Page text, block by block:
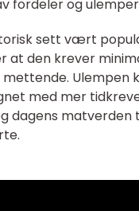
fordeler og
sett vært
at den krever
Ulempen
med mer
dagens